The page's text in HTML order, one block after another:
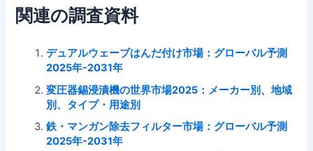
関連の調査資料
デュアルウェーブはんだ付け市場：グローバル予測
2025年-2031年
変圧器錫浸漬機の世界市場2025：メーカー別、地域
別、タイプ・用途別
鉄・マンガン除去フィルター市場：グローバル予測
2025年-2031年